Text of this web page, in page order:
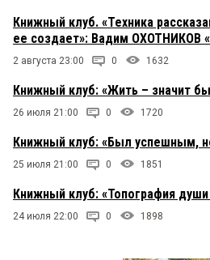
Книжный клуб. «Техника
ее создает»: Вадим ОХОТНИКОВ
2 августа 23:00 0 1632
Книжный клуб: «Жить – значит
26 июля 21:00 0 1720
Книжный клуб: «Был успешным,
25 июля 21:00 0 1851
Книжный клуб: «Топография
24 июля 22:00 0 1898